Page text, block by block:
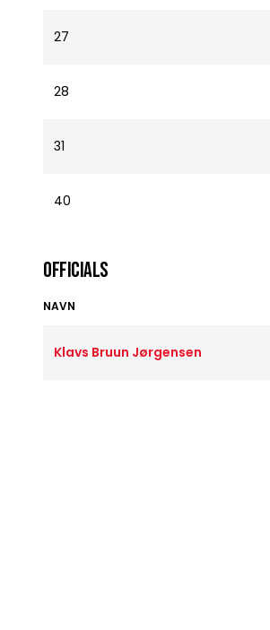
27
28
31
40
OFFICIALS
NAVN
Klavs Bruun Jørgensen